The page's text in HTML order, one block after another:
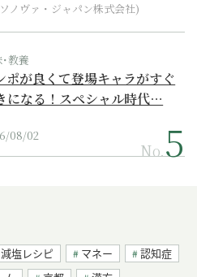
ノヴァ・ジャパン株式会社)
教養
ポが良くて登場キャラがすぐ
になる！スペシャル時代…
08/02
No.
減塩レシピ マネー
認知症